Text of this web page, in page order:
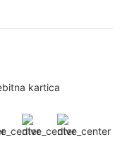
kartica